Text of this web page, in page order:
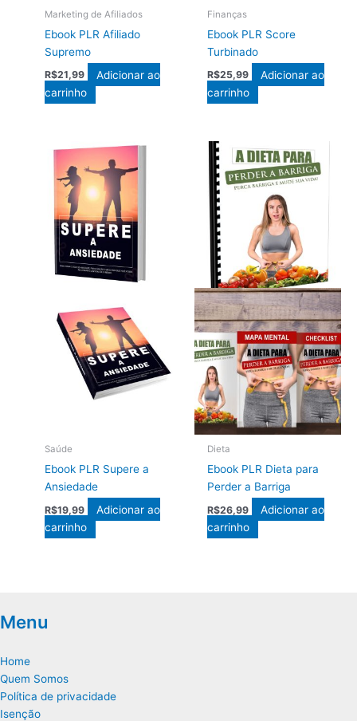
Marketing de Afiliados
Ebook PLR Afiliado
Supremo
R$21,99
Adicionar ao
carrinho
Finanças
Ebook PLR Score
Turbinado
R$25,99
Adicionar ao
carrinho
Saúde
Ebook PLR Supere a
Ansiedade
R$19,99
Adicionar ao
carrinho
Dieta
Ebook PLR Dieta para
Perder a Barriga
R$26,99
Adicionar ao
carrinho
Menu
Home
Quem Somos
Política de privacidade
Isenção